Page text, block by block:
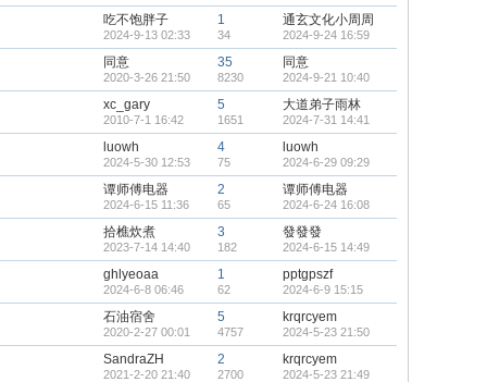
吃不饱胖子
2024-9-13 02:33
1
34
通玄文化小周周
2024-9-24 16:59
同意
2020-3-26 21:50
35
8230
同意
2024-9-21 10:40
xc_gary
2010-7-1 16:42
5
1651
大道弟子雨林
2024-7-31 14:41
luowh
2024-5-30 12:53
4
75
luowh
2024-6-29 09:29
谭师傅电器
2024-6-15 11:36
2
65
谭师傅电器
2024-6-24 16:08
拾樵炊煮
2023-7-14 14:40
3
182
發發發
2024-6-15 14:49
ghlyeoaa
2024-6-8 06:46
1
62
pptgpszf
2024-6-9 15:15
石油宿舍
2020-2-27 00:01
5
4757
krqrcyem
2024-5-23 21:50
SandraZH
2021-2-20 21:40
2
2700
krqrcyem
2024-5-23 21:49